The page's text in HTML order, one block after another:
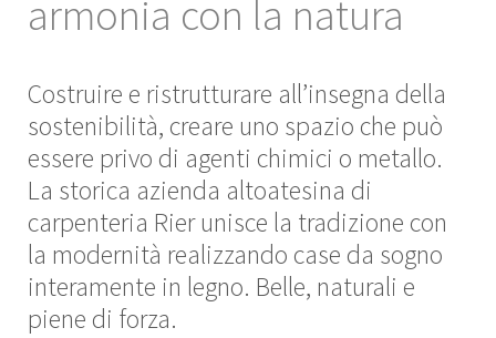
armonia con la natura
Costruire e ristrutturare all’insegna della
sostenibilità, creare uno spazio che può
essere privo di agenti chimici o metallo.
La storica azienda altoatesina di
carpenteria Rier unisce la tradizione con
la modernità realizzando case da sogno
interamente in legno. Belle, naturali e
piene di forza.